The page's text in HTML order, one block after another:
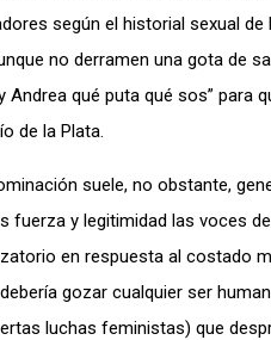
según el historial sexual
no derramen una gota de
Andrea qué puta qué sos”
de la Plata.
suele, no obstante,
fuerza y legitimidad las voces
en respuesta al costado
gozar cualquier ser
luchas feministas) que